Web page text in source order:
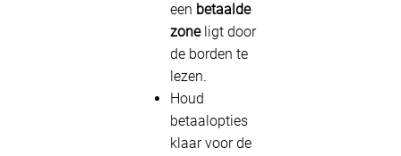
een betaalde
zoneligt door
de borden te
lezen.
Houd
betaalopties
klaar voor de